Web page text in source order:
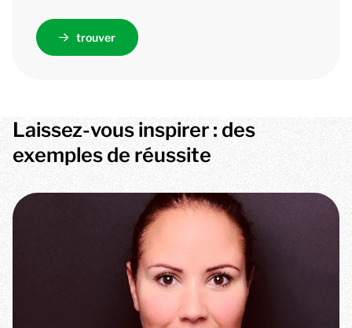
trouver
Laissez-vous inspirer : des
exemples de réussite